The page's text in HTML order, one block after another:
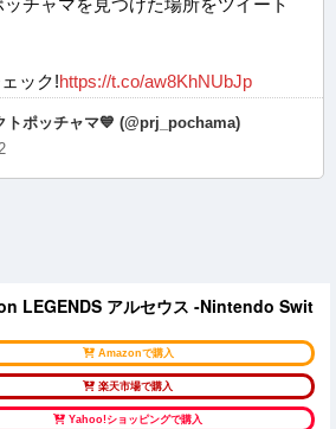
ック!https://t.co/aw8KhNUbJp
トポッチャマ💙 (@prj_pochama)
LEGENDS アルセウス -Nintendo Swit
Amazonで購入
楽天市場で購入
Yahoo!ショッピングで購入